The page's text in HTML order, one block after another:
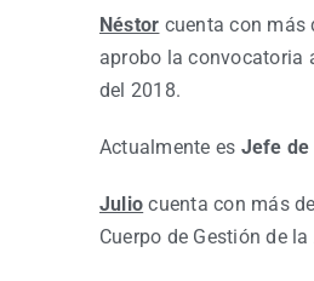
Néstor cuenta con más
aprobo la convocatoria
del 2018.
Actualmente es Jefe de
Julio cuenta con más de
Cuerpo de Gestión de